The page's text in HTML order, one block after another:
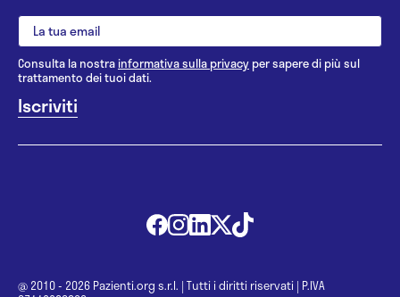
Consulta la nostrainformativa sulla privacy per sapere di più sul
trattamento dei tuoi dati.
@ 2010 - 2026 Pazienti.org s.r.l. | Tutti i diritti riservati | P.IVA